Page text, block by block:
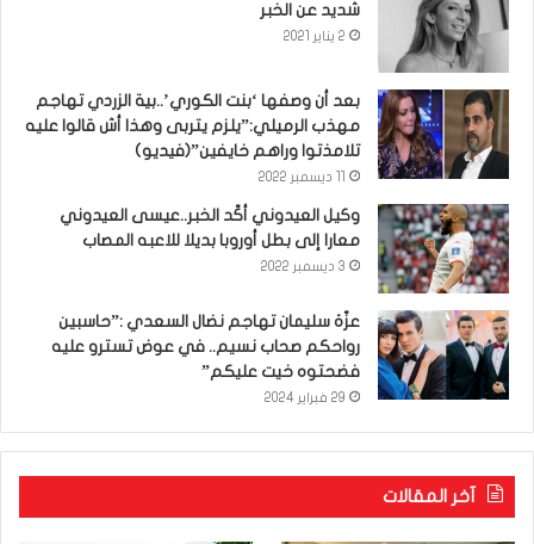
شديد عن الخبر
2 يناير 2021
بعد أن وصفها ‘بنت الكوري’..بية الزردي تهاجم
مهذب الرميلي:”يلزم يتربى وهذا أش قالوا عليه
تلامذتوا وراهم خايفين”(فيديو)
وكيل العيدوني أكّد الخبر..عيسى العيدوني
معارا إلى بطل أوروبا بديلا للاعبه المصاب
3 ديسمبر 2022
عزّة سليمان تهاجم نضال السعدي :”حاسبين
رواحكم صحاب نسيم.. في عوض تسترو عليه
فضحتوه خيت عليكم”
29 فبراير 2024
آخر المقالات